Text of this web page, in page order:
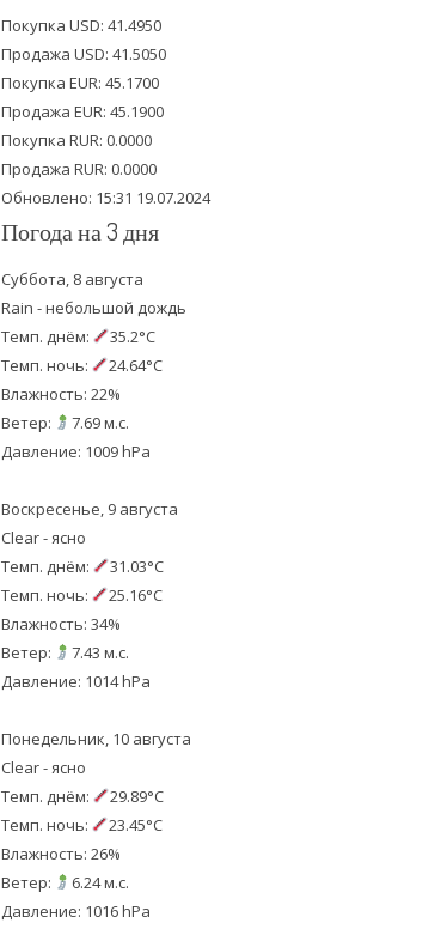
t
e
r
b
o
o
k
u
b
e
Покупка USD: 41.4950
Продажа USD: 41.5050
Покупка EUR: 45.1700
Продажа EUR: 45.1900
Покупка RUR: 0.0000
Продажа RUR: 0.0000
Обновлено: 15:31 19.07.2024
Погода на 3 дня
Суббота, 8 августа
Rain - небольшой дождь
Темп. днём:
35.2°C
Темп. ночь:
24.64°C
Влажность: 22%
Ветер:
7.69 м.с.
Давление: 1009 hPa
Воскресенье, 9 августа
Clear - ясно
Темп. днём:
31.03°C
Темп. ночь:
25.16°C
Влажность: 34%
Ветер:
7.43 м.с.
Давление: 1014 hPa
Понедельник, 10 августа
Clear - ясно
Темп. днём:
29.89°C
Темп. ночь:
23.45°C
Влажность: 26%
Ветер:
6.24 м.с.
Давление: 1016 hPa